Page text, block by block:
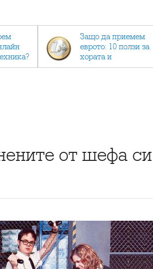
Защо да приемем
еврото: 10 ползи за
хората и
икономиката
от шефа си